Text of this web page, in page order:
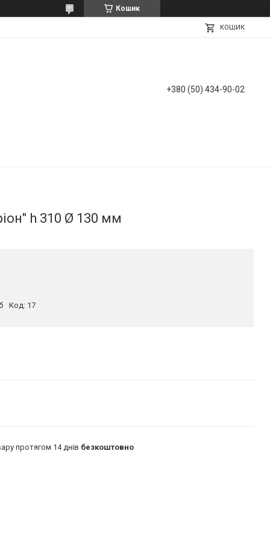
Кошик
КОШИК
+380 (50) 434-90-02
h 310 Ø 130 мм
Код: 17
протягом 14 днів безкоштовно